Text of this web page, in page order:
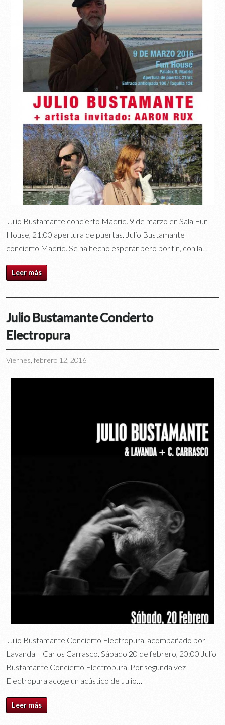
Julio Bustamante concierto Madrid. 9 de marzo en Sala Fun
House, 21:00 apertura de puertas. Julio Bustamante
concierto Madrid. Se ha hecho esperar pero por fín, con la…
Leer más
Julio Bustamante Concierto
Electropura
Viernes, febrero 12, 2016
Julio Bustamante Concierto Electropura, acompañado por
Lavanda + Carlos Carrasco. Sábado 20 de febrero, 20:00 Julio
Bustamante Concierto Electropura. Por segunda vez
Electropura acoge un acústico de Julio…
Leer más